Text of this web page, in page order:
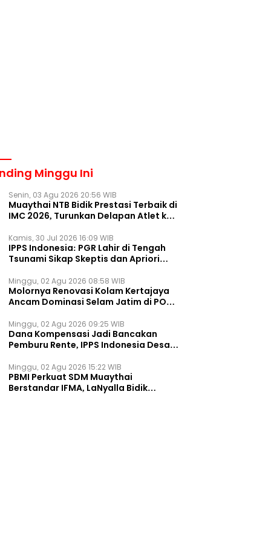
Minggu Ini
Senin, 03 Agu 2026 20:56 WIB
Muaythai NTB Bidik Prestasi Terbaik di
IMC 2026, Turunkan Delapan Atlet ke
Kamis, 30 Jul 2026 16:09 WIB
IPPS Indonesia: PGR Lahir di Tengah
Tsunami Sikap Skeptis dan Apriori
Minggu, 02 Agu 2026 08:58 WIB
Molornya Renovasi Kolam Kertajaya
Ancam Dominasi Selam Jatim di PON
Minggu, 02 Agu 2026 09:25 WIB
Dana Kompensasi Jadi Bancakan
Pemburu Rente, IPPS Indonesia Desak
Permanen
Minggu, 02 Agu 2026 15:22 WIB
PBMI Perkuat SDM Muaythai
Berstandar IFMA, LaNyalla Bidik